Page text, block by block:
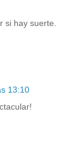
si hay suerte.
13:10